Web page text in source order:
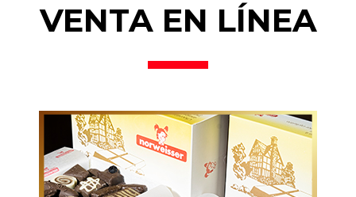
VENTA EN LÍNEA